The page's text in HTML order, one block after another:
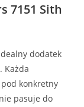
7151 Sith
dodatek
Każda
konkretny
pasuje do